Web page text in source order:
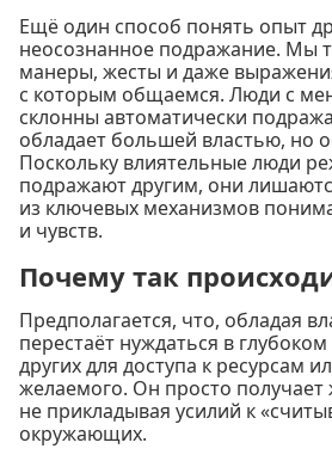
Ещё один способ понять опыт
неосознанное подражание. Мы
манеры, жесты и даже
с которым общаемся. Люди с
склонны автоматически
обладает большей властью, но
Поскольку влиятельные люди
подражают другим, они
из ключевых механизмов
и чувств.
Почему так
Предполагается, что, обладая
перестаёт нуждаться в
других для доступа к ресурсам
желаемого. Он просто получает
не прикладывая усилий к
окружающих.